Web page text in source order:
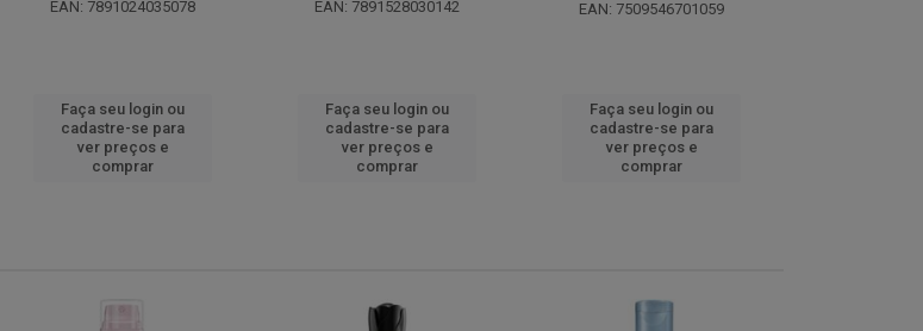
EAN: 7891024035078
Faça seu login ou
cadastre-se para
ver preços e
comprar
EAN: 7891528030142
Faça seu login ou
cadastre-se para
ver preços e
comprar
EAN: 7509546701059
Faça seu login ou
cadastre-se para
ver preços e
comprar